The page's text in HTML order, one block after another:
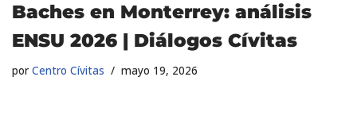
Baches en Monterrey: análisis
ENSU 2026 | Diálogos Cívitas
por Centro Cívitas mayo 19, 2026